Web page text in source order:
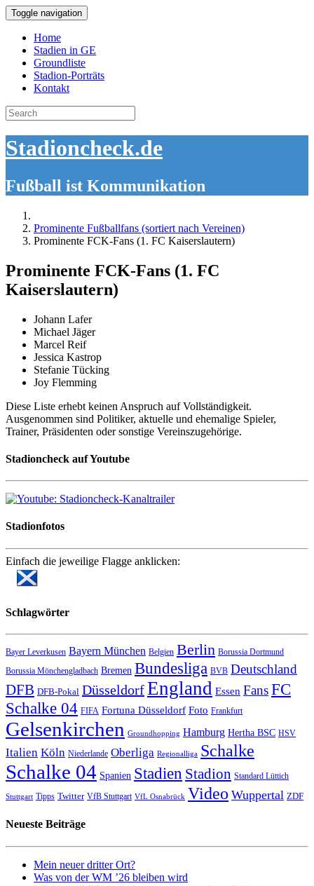
Toggle navigation
Home
Stadien in GE
Groundliste
Stadion-Porträts
Kontakt
Search
for:
Stadioncheck.de
Fußball ist Kommunikation
Prominente Fußballfans (sortiert nach Vereinen)
Prominente FCK-Fans (1. FC Kaiserslautern)
Prominente FCK-Fans (1. FC
Kaiserslautern)
Johann Lafer
Michael Jäger
Marcel Reif
Jessica Kastrop
Stefanie Tücking
Joy Flemming
Diese Liste erhebt keinen Anspruch auf Vollständigkeit.
Ausgenommen sind Politiker, aktuelle und ehemalige Spieler,
Trainer, Präsidenten oder sonstige Vereinszugehörige.
Stadioncheck auf Youtube
Stadionfotos
Einfach die jeweilige Flagge anklicken:
Schlagwörter
Bayer Leverkusen Bayern München Belgien Berlin Borussia Dortmund
Borussia Mönchengladbach Bremen Bundesliga BVB Deutschland
DFB DFB-Pokal DüsseldorfEngland Essen FansFC
Schalke 04 FIFA Fortuna Düsseldorf Foto Frankfurt
Gelsenkirchen Groundhopping Hamburg Hertha BSC HSV
Italien Köln Niederlande Oberliga Regionalliga Schalke
Schalke 04 Spanien Stadien Stadion Standard Lüttich
Stuttgart Tipps Twitter VfB Stuttgart VfL Osnabrück Video Wuppertal ZDF
Neueste Beiträge
Mein neuer dritter Ort?
Was von der WM ’26 bleiben wird